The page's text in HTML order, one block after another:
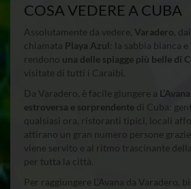
COSA VEDERE A CUBA
Assolutamente da vedere, Varadero ,
chiamata Playa Azul: la sabbia bianca
rendono una delle spiagge più belle di
visitate di tutti i Caraibi.
Da Varadero, è facile giungere a L’Avana
estroversa e sorprendente di Cuba:
qualsiasi ora, ristoranti tipici, locali
attirano un gran numero persone
viene servito e al ritmo trascinante
per tutta la città.
Per raggiungere L’Avana da Varadero,